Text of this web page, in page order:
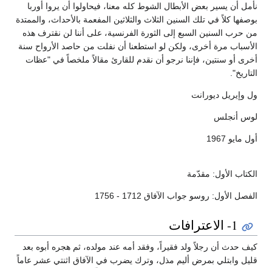
نأمل أن يسير بعض الأبطال الشوط كله معنا، فيحاولوا أن يروا أوربا
بوصفها كلاً في تلك السنين الثلاث والثلاثين المفعمة بالأحداث، والممتدة
من حرب السنين السبع إلى الثورة الفرنسية، على أننا لن نقترف هذه
الأسباب مرة أخرى، ولكن لو استطعنا أن نفلت من حاصد الأرواح سنة
أخرى أو سنتين، فإننا نرجو أن نقدم للقارئ مقالاً ملخصاً في "عظات
التاريخ".
ول وإيريل ديورانت
لوس أنجلس
أول مايو 1967
الكتاب الأول: مقدّمة
الفصل الأول: روسو جواب الآفاق 1712 - 1756
1- الاعترافات
كيف حدث أن رجلاً ولد فقيراً، وفقد أمه عند مولده، ثم هجره أبوه بعد
قليل وابتلي بمرض أليم مذل، وترك يضرب في الآفاق اثنتي عشر عاماً